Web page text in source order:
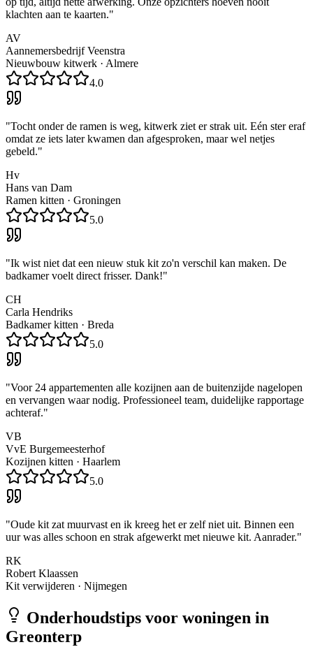
klachten aan te kaarten."
AV
Aannemersbedrijf Veenstra
Nieuwbouw kitwerk · Almere
4.0
"Tocht onder de ramen is weg, kitwerk ziet er strak uit. Eén ster eraf
omdat ze iets later kwamen dan afgesproken, maar wel netjes
gebeld."
Hv
Hans van Dam
Ramen kitten · Groningen
5.0
"Ik wist niet dat een nieuw stuk kit zo'n verschil kan maken. De
badkamer voelt direct frisser. Dank!"
CH
Carla Hendriks
Badkamer kitten · Breda
5.0
"Voor 24 appartementen alle kozijnen aan de buitenzijde nagelopen
en vervangen waar nodig. Professioneel team, duidelijke rapportage
achteraf."
VB
VvE Burgemeesterhof
Kozijnen kitten · Haarlem
5.0
"Oude kit zat muurvast en ik kreeg het er zelf niet uit. Binnen een
uur was alles schoon en strak afgewerkt met nieuwe kit. Aanrader."
RK
Robert Klaassen
Kit verwijderen · Nijmegen
Onderhoudstips voor woningen in
Greonterp